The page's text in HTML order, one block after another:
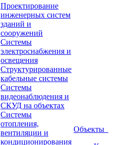
Проектирование
инженерных систем
зданий и
сооружений
Системы
электроснабжения и
освещения
Структурированные
кабельные системы
Системы
видеонаблюдения и
СКУД на объектах
Системы
отопления,
вентиляции и
кондиционирования
Объекты